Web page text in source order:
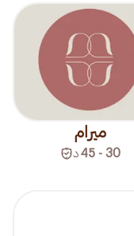
ميرام
30 - 45 د